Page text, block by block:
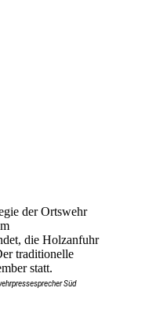
der Ortswehr
die Holzanfuhr
traditionelle
statt.
Süd